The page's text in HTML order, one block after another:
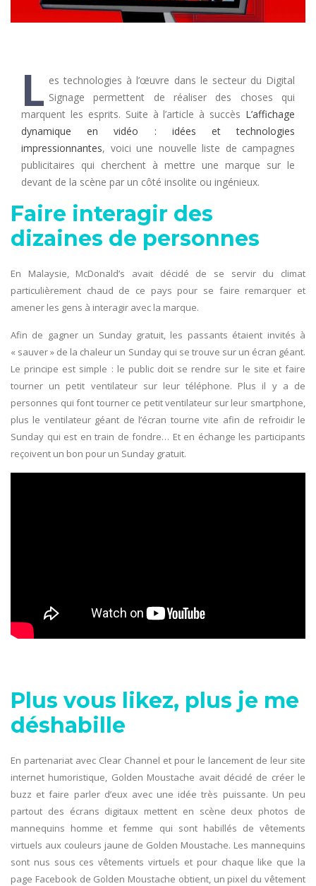
L es technologies à l’œuvre dans le secteur du Digital
Signage permettent de réaliser des choses qui
marquent les esprits. Suite à l’article à succès L’affichage
dynamique en vidéo : idées et technologies
impressionnantes, voici une nouvelle liste de campagnes
publicitaires qui cherchent à mettre une marque sur le
devant de la scène par un côté insolite ou ingénieux.
Faire interagir des
dizaines de personnes
En Malaysie, McDonald’s avait décidé de se servir du climat
particulièrement chaud de ce pays pour se faire remarquer et
amener les gens à interagir avec la marque.
Afin de gagner un Sunday gratuit, les passants étaient invités à
« sauver » de la chaleur un Sunday qui se trouve sur un écran géant.
Le principe est simple : le public doit se rendre sur le site et faire
tourner un petit ventilateur sur leur téléphone. Plus il y a de
personnes qui font tourner ce petit ventilateur sur leur smartphone,
plus le ventilateur géant de l’écran tourne vite afin de refroidir le
Sunday qui est en train de fondre… Et en échange les participants
reçoivent un bon pour un Sunday gratuit.
Plus vous likez, plus je me
déshabille
En partenariat avec Clear Channel et pour le lancement de leur site
internet humoristique, Golden Moustache avait décidé de créer le
buzz et faire parler d’eux avec une idée très puissante. Un peu
partout des écrans digitaux mettent en scène deux photos de
mannequins homme et femme qui sont habillés de vêtements
virtuels aux couleurs jaune de Golden Moustache. Les mannequins
sont nus sous ces vêtements virtuels et pour chaque like que la
page Facebook de Golden Moustache obtient, un pixel du vêtement